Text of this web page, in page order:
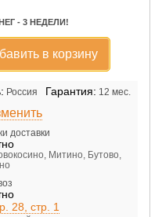
- 3 НЕДЕЛИ!
в корзину
Россия Гарантия: 12 мес.
доставки
Митино, Бутово,
28, стр. 1